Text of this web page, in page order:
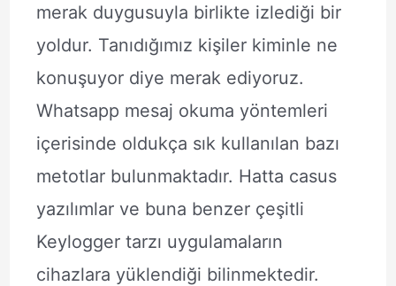
merak duygusuyla birlikte izlediği bir
yoldur. Tanıdığımız kişiler kiminle ne
konuşuyor diye merak ediyoruz.
Whatsapp mesaj okuma yöntemleri
içerisinde oldukça sık kullanılan bazı
metotlar bulunmaktadır. Hatta casus
yazılımlar ve buna benzer çeşitli
Keylogger tarzı uygulamaların
cihazlara yüklendiği bilinmektedir.